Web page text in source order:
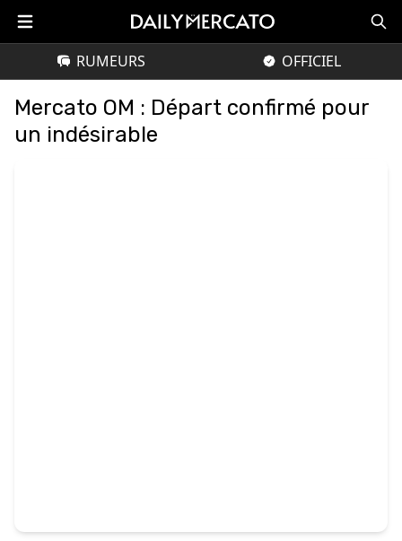
RUMEURS OFFICIEL
Mercato OM : Départ confirmé pour
un indésirable